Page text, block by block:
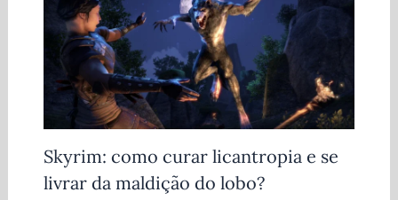
Skyrim: como curar licantropia e se
livrar da maldição do lobo?